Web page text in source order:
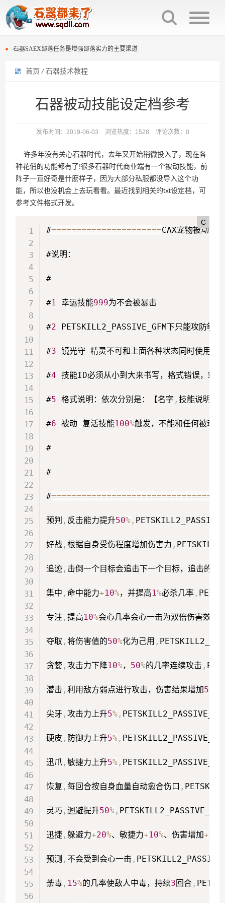
石器时代种族互克机制介绍
石器SAEX部落任务是增强部落实力的主要渠道
百战石器宠物交易回炉次数保留。
石器时代300分换普金图腾还是熬金神？
石器时代“生化”过滤段
石器时代种族互克机制介绍
石器时代复刻版多套配点“灵活变通”
石器时代光环宠物排名效果
石器时代300分换普金图腾还是熬金神？
石器时代“生化”过滤段
首页 / 石器技术教程
石器被动技能设定档参考
发布时间：2019-06-03 浏览热度：1528 评论次数：0
许多年没有关心石器时代，去年又开始稍微投入了，现在各
种花俏的功能都有了!很多石器时代商业端有一个被动技能，前
阵子一直好奇是什麽样子，因为大部分私服都没导入这个功
能，所以也没机会上去玩看看。最近找到相关的txt设定档，可
参考文件格式开发。
C
#======================CAX宠物被动系统
#说明：
#
#1 幸运技能999为不会被暴击
#2 PETSKILL2_PASSIVE_GFM下只能攻防敏为
#3 镜光守 精灵不可和上面各种状态同时使用
#4 技能ID必须从小到大来书写，格式错误，端
#5 格式说明：依次分别是：【名字 , 技能说明
#6 被动- 复活技能100%触发，不能和任何被动
#
#
#================================
预判 , 反击能力提升50% ,
好战 , 根据自身受伤程度增加伤害力 ,
追迹 , 击倒一个目标会追击下一个目标，追击的伤
集中 , 命中能力+10%，并提高1%必杀几率 ,
专注 , 提高10%会心几率会心一击为双倍伤害效果
夺取 , 将伤害值的50%化为己用 ,
贪婪 , 攻击力下降10%， 50%的几率连续攻击 ,
潜击 , 利用敌方弱点进行攻击，伤害结果增加50
尖牙 , 攻击力上升5% ,
硬皮 , 防御力上升5% ,
迅爪 , 敏捷力上升5% ,
恢复 , 每回合按自身血量自动愈合伤口 ,
灵巧 , 迴避提升50% , PETSKILL2_PASSIVE_GFM
迅捷 , 躲避力+20%、敏捷力+10%、伤害增加+
预测 , 不会受到会心一击 ,
荼毒 , 15%的几率使敌人中毒，持续3回合 ,